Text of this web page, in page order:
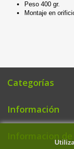
Peso 400 gr.
Montaje en
Categorías
Información
Informacion